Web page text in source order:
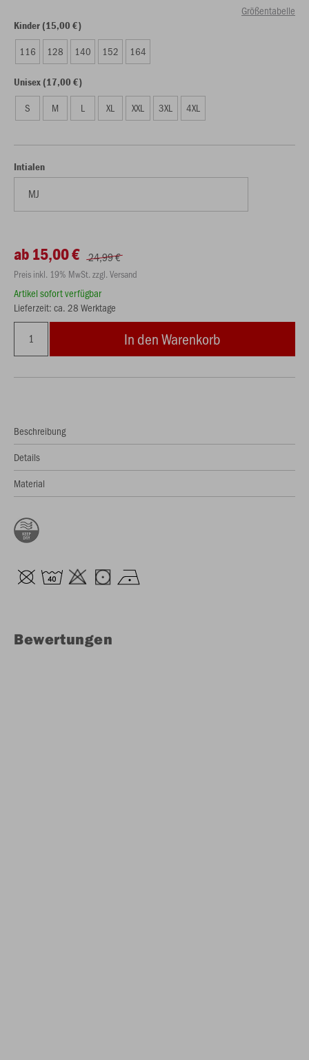
Größentabelle
Kinder (15,00 €)
116 128 140 152 164
Unisex (17,00 €)
S M L XL XXL 3XL 4XL
Intialen
ab 15,00 € 24,99 €
Preis inkl. 19% MwSt. zzgl. Versand
Artikel sofort verfügbar
Lieferzeit: ca. 28 Werktage
In den Warenkorb
Beschreibung
Details
Material
Bewertungen